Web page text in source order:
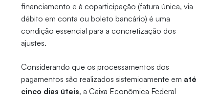
financiamento e à coparticipação (fatura única, via
débito em conta ou boleto bancário) é uma
condição essencial para a concretização dos
ajustes.
Considerando que os processamentos dos
pagamentos são realizados sistemicamente em até
cinco dias úteis, a Caixa Econômica Federal